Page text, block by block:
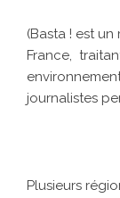
(Basta ! est
France,
journalistes
Plusieurs